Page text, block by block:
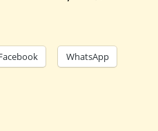
WhatsApp